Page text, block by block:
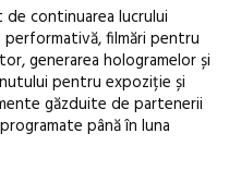
continuarea lucrului
filmări pentru
generarea hologramelor și
pentru expoziție și
găzduite de partenerii
până în luna